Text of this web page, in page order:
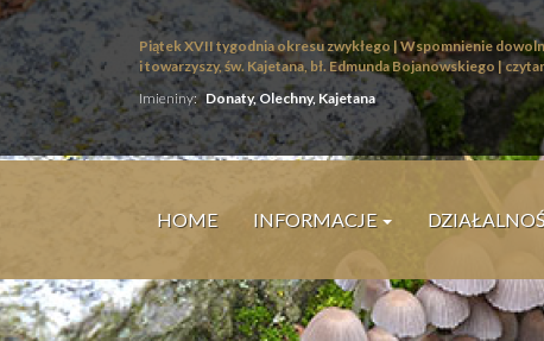
Piątek XVII tygodnia okresu zwykłego | Wspomnienie
i towarzyszy, św. Kajetana, bł. Edmunda Bojanowskiego |
Imieniny: Donaty, Olechny, Kajetana
HOME INFORMACJE